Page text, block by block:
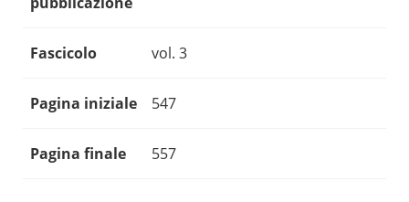
Fascicolo vol. 3
Pagina iniziale 547
Pagina finale 557